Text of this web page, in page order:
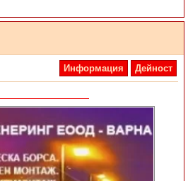
Информация Дейност